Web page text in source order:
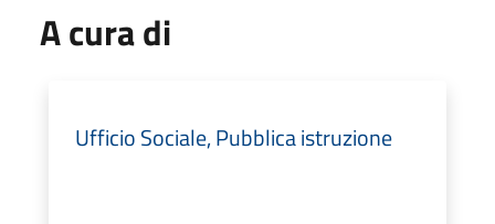
A cura di
Ufficio Sociale, Pubblica istruzione